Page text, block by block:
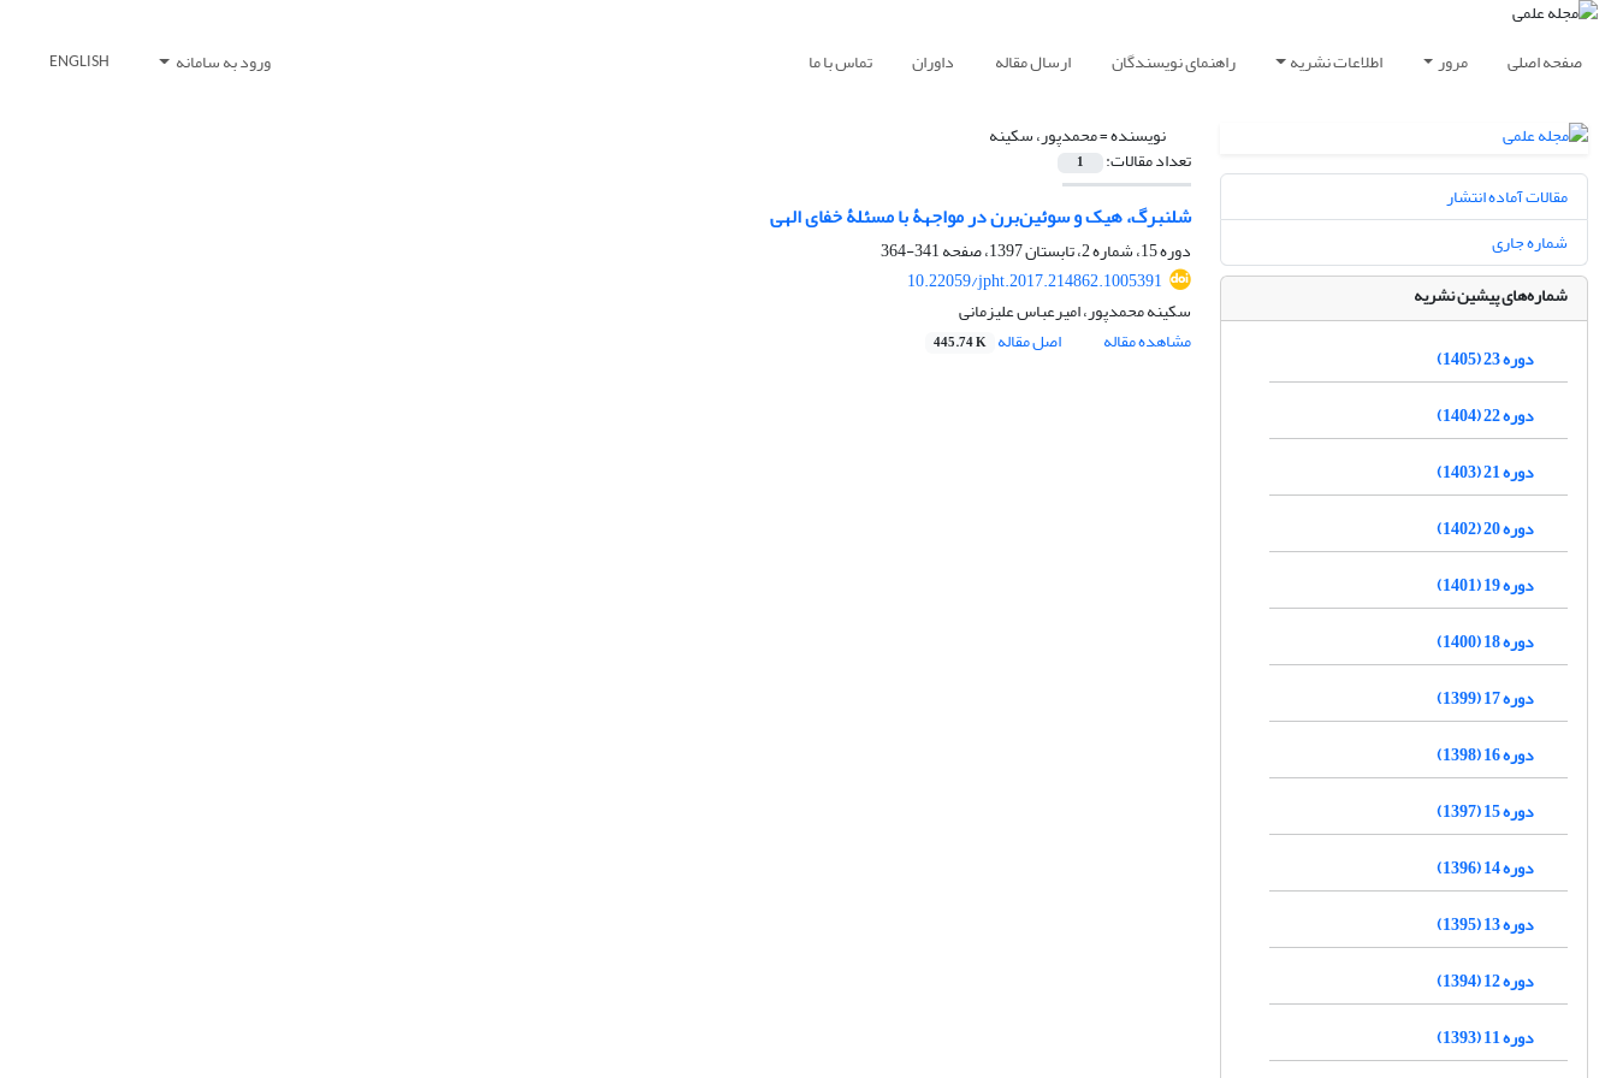
صفحه اصلی مرور اطلاعات نشریه راهنمای نویسندگان ارسال مقاله داوران تماس با ما ورود به سامانه ENGLISH
نویسنده =محمدپور، سکینه
تعداد مقالات: 1
شلنبرگ، هیک و سوئین‌برن در مواجهۀ با مسئلۀ خفای الهی
دوره 15، شماره 2، تابستان 1397، صفحه
341-364
10.22059/jpht.2017.214862.1005391
سکینه محمدپور، امیرعباس علیزمانی
مشاهده مقاله
اصل مقاله 445.74 K
مقالات آماده انتشار
شماره جاری
شماره‌های پیشین نشریه
دوره 23 (1405)
دوره 22 (1404)
دوره 21 (1403)
دوره 20 (1402)
دوره 19 (1401)
دوره 18 (1400)
دوره 17 (1399)
دوره 16 (1398)
دوره 15 (1397)
دوره 14 (1396)
دوره 13 (1395)
دوره 12 (1394)
دوره 11 (1393)